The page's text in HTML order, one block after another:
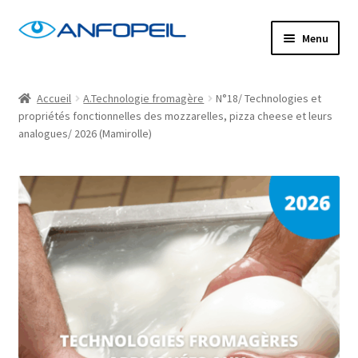
Aller
navigation
Aller
Menu
Actus
Commande
Confirm Subscription
Distanciel
Formations mixtes
Accueil A.Technologie fromagère
N°18/ Technologies et
propriétés fonctionnelles des mozzarelles, pizza cheese et leurs
analogues/ 2026 (Mamirolle)